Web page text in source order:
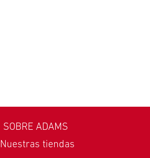
SOBRE ADAMS
Nuestras tiendas